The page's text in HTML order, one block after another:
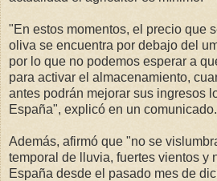
"En estos momentos, el precio que
oliva se encuentra por debajo del
por lo que no podemos esperar a
para activar el almacenamiento,
antes podrán mejorar sus ingresos
España", explicó en un comunicado.
Además, afirmó que "no se
temporal de lluvia, fuertes vientos y
España desde el pasado mes de